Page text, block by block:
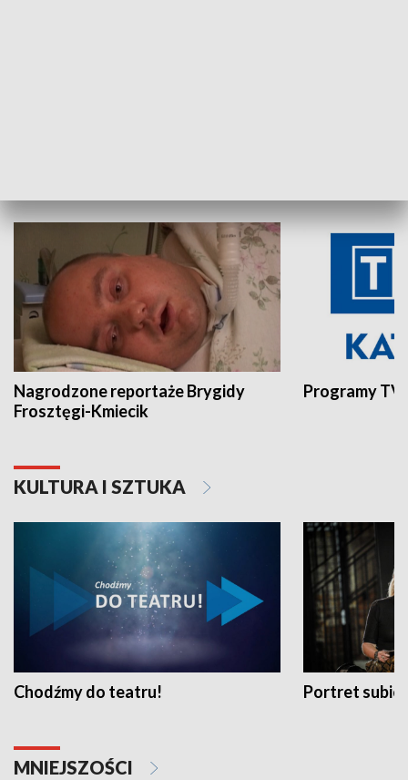
Nagrodzone reportaże Brygidy
Frosztęgi-Kmiecik
Programy
KULTURA I SZTUKA
Chodźmy do teatru! Portret
MNIEJSZOŚCI